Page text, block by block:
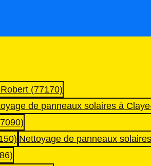
(77170)
de panneaux solaires à
Nettoyage de panneaux